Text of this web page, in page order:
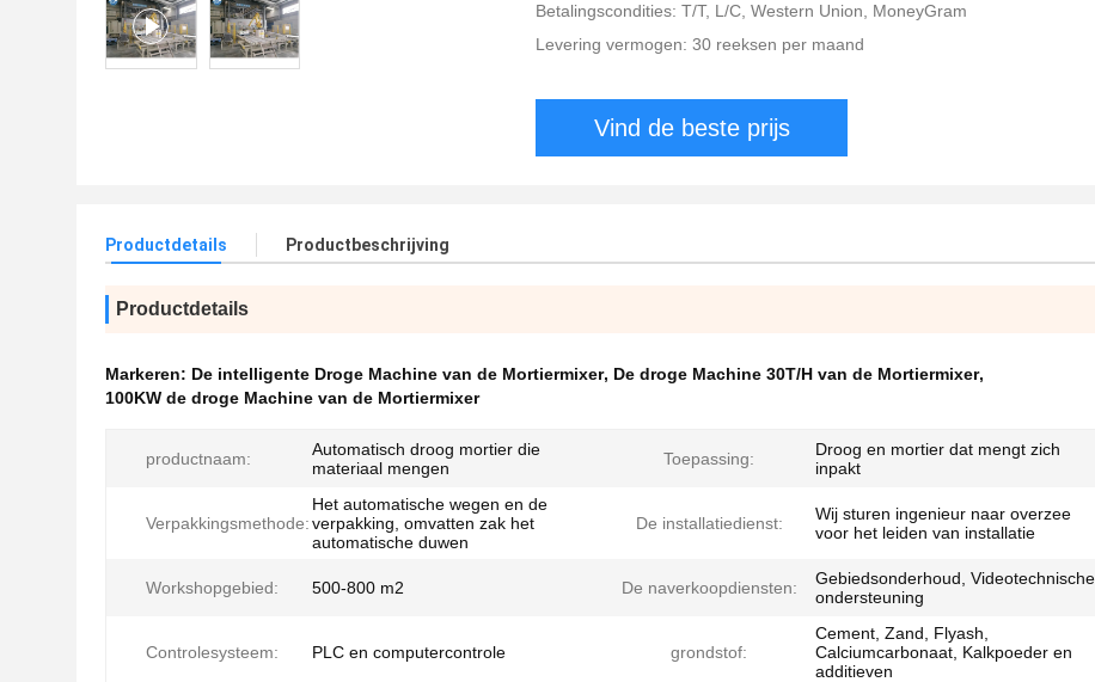
Betalingscondities: T/T, L/C, Western Union, MoneyGram
Levering vermogen: 30 reeksen per maand
Vind de beste prijs
Productdetails Productbeschrijving
Productdetails
Markeren: De intelligente Droge Machine van de Mortiermixer, De droge Machine 30T/H van de Mortiermixer,
100KW de droge Machine van de Mortiermixer
productnaam:
Automatisch droog mortier die
materiaal mengen
Toepassing:
Droog en mortier dat mengt zich
inpakt
Verpakkingsmethode:
Het automatische wegen en de
verpakking, omvatten zak het
automatische duwen
De installatiedienst:
Wij sturen ingenieur naar overzee
voor het leiden van installatie
Workshopgebied: 500-800 m2 De naverkoopdiensten:
Gebiedsonderhoud, Videotechnische
ondersteuning
Controlesysteem: PLC en computercontrole grondstof:
Cement, Zand, Flyash,
Calciumcarbonaat, Kalkpoeder en
additieven